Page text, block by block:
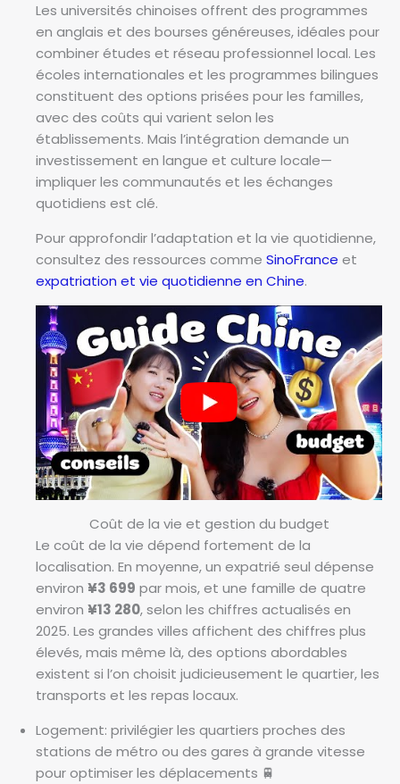
Les universités chinoises offrent des programmes
en anglais et des bourses généreuses, idéales pour
combiner études et réseau professionnel local. Les
écoles internationales et les programmes bilingues
constituent des options prisées pour les familles,
avec des coûts qui varient selon les
établissements. Mais l’intégration demande un
investissement en langue et culture locale—
impliquer les communautés et les échanges
quotidiens est clé.
Pour approfondir l’adaptation et la vie quotidienne,
consultez des ressources comme SinoFrance et
expatriation et vie quotidienne en Chine.
Coût de la vie et gestion du budget
Le coût de la vie dépend fortement de la
localisation. En moyenne, un expatrié seul dépense
environ ¥3 699 par mois, et une famille de quatre
environ ¥13 280, selon les chiffres actualisés en
2025. Les grandes villes affichent des chiffres plus
élevés, mais même là, des options abordables
existent si l’on choisit judicieusement le quartier, les
transports et les repas locaux.
Logement: privilégier les quartiers proches des
stations de métro ou des gares à grande vitesse
pour optimiser les déplacements 🚆